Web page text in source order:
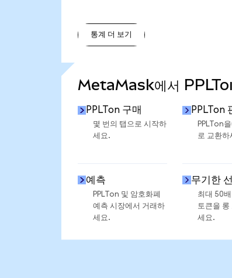
통계 더 보기
MetaMask에서
PPLTon 구매
몇 번의 탭으로 시작하
세요.
PPLTon
PPLTon
로 교환하
예측
PPLTon 및 암호화폐
예측 시장에서 거래하
세요.
무기한
최대 50
토큰을 롱
세요.